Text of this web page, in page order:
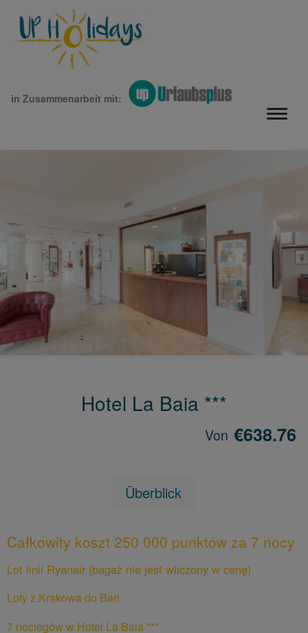
in Zusammenarbeit mit:
Hotel La Baia ***
Von €638.76
Überblick
Całkowity koszt 250 000 punktów za 7 nocy
Lot linii Ryanair (bagaż nie jest wliczony w cenę)
Loty z Krakowa do Bari
7 noclegów w Hotel La Baia ***